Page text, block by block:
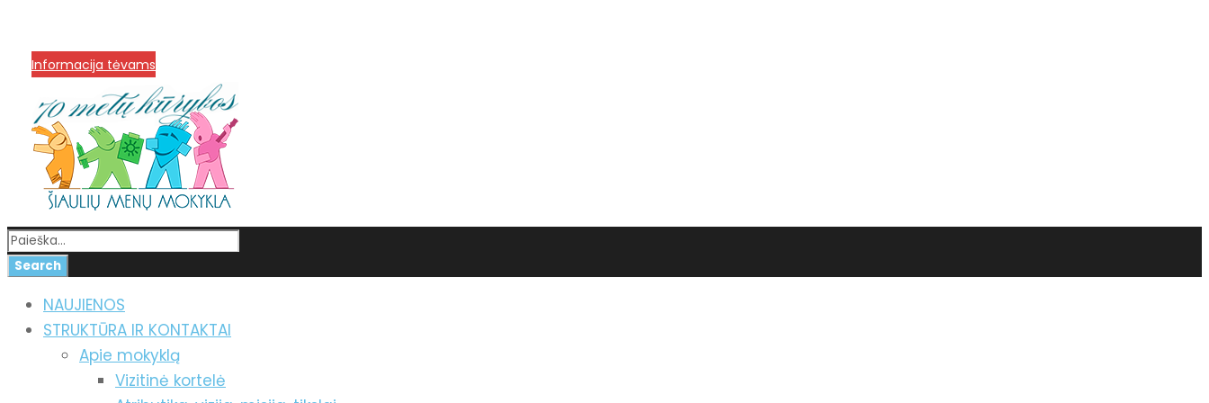
Informacija tėvams
NAUJIENOS
STRUKTŪRA IR KONTAKTAI
Apie mokyklą
Vizitinė kortelė